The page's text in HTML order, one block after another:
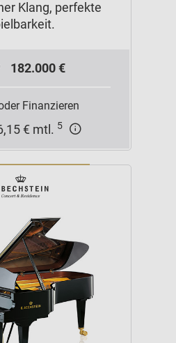
Klang, perfekte
182.000 €
Finanzieren
€ mtl. 5